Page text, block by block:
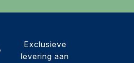
Exclusieve
levering aan